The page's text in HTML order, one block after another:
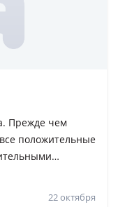
Прежде чем
положительные
разгона и
отзывами
22 октября